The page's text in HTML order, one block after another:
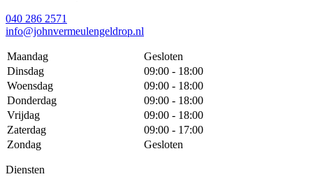
040 286 2571
info@johnvermeulengeldrop.nl
Maandag
Gesloten
Dinsdag
09:00 - 18:00
Woensdag
09:00 - 18:00
Donderdag
09:00 - 18:00
Vrijdag
09:00 - 18:00
Zaterdag
09:00 - 17:00
Zondag
Gesloten
Diensten